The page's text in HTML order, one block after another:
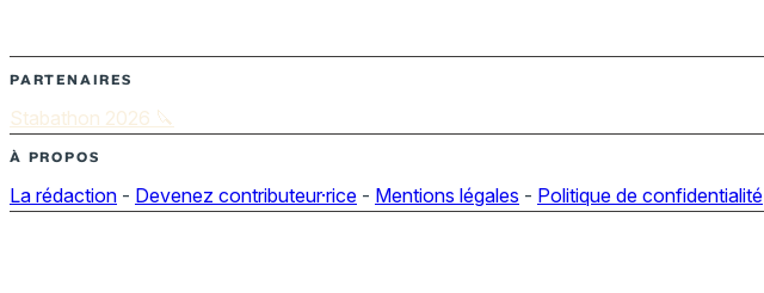
PARTENAIRES
Stabathon 2026 🔪
À PROPOS
La rédaction - Devenez contributeur·rice - Mentions légales - Politique de confidentialité